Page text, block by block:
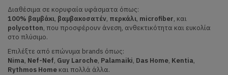
Διαθέσιμα σε κορυφαία υφάσματα όπως:
100% βαμβάκι, βαμβακοσατέν, περκάλι, microfiber, και
polycotton, που προσφέρουν άνεση, ανθεκτικότητα και ευκολία
στο πλύσιμο.
Επιλέξτε από επώνυμα brands όπως:
Nima, Nef-Nef, Guy Laroche, Palamaiki, Das Home, Kentia,
Rythmos Home και πολλά άλλα.